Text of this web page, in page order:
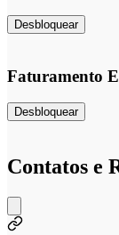
Desbloquear
Faturamento
Desbloquear
Contatos e